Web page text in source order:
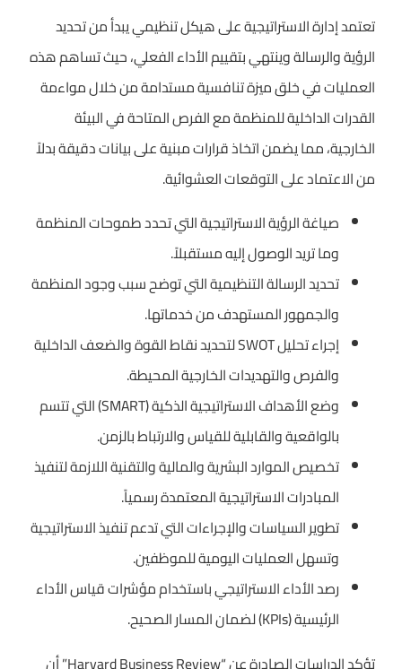
تعتمد إدارة الاستراتيجية على هيكل تنظيمي يبدأ من تحديد
الرؤية والرسالة وينتهي بتقييم الأداء الفعلي، حيث تساهم هذه
العمليات في خلق ميزة تنافسية مستدامة من خلال مواءمة
القدرات الداخلية للمنظمة مع الفرص المتاحة في البيئة
الخارجية، مما يضمن اتخاذ قرارات مبنية على بيانات دقيقة بدلاً
من الاعتماد على التوقعات العشوائية.
صياغة الرؤية الاستراتيجية التي تحدد طموحات المنظمة
وما تريد الوصول إليه مستقبلاً.
تحديد الرسالة التنظيمية التي توضح سبب وجود المنظمة
والجمهور المستهدف من خدماتها.
إجراء تحليل SWOT لتحديد نقاط القوة والضعف الداخلية
والفرص والتهديدات الخارجية المحيطة.
وضع الأهداف الاستراتيجية الذكية (SMART) التي تتسم
بالواقعية والقابلية للقياس والارتباط بالزمن.
تخصيص الموارد البشرية والمالية والتقنية اللازمة لتنفيذ
المبادرات الاستراتيجية المعتمدة رسمياً.
تطوير السياسات والإجراءات التي تدعم تنفيذ الاستراتيجية
وتسهل العمليات اليومية للموظفين.
رصد الأداء الاستراتيجي باستخدام مؤشرات قياس الأداء
الرئيسية (KPIs) لضمان المسار الصحيح.